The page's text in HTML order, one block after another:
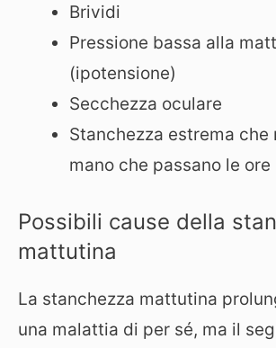
Brividi
Pressione bassa alla
(ipotensione)
Secchezza oculare
Stanchezza estrema che
mano che passano le ore
Possibili cause della
mattutina
La stanchezza mattutina
una malattia di per sé, ma il